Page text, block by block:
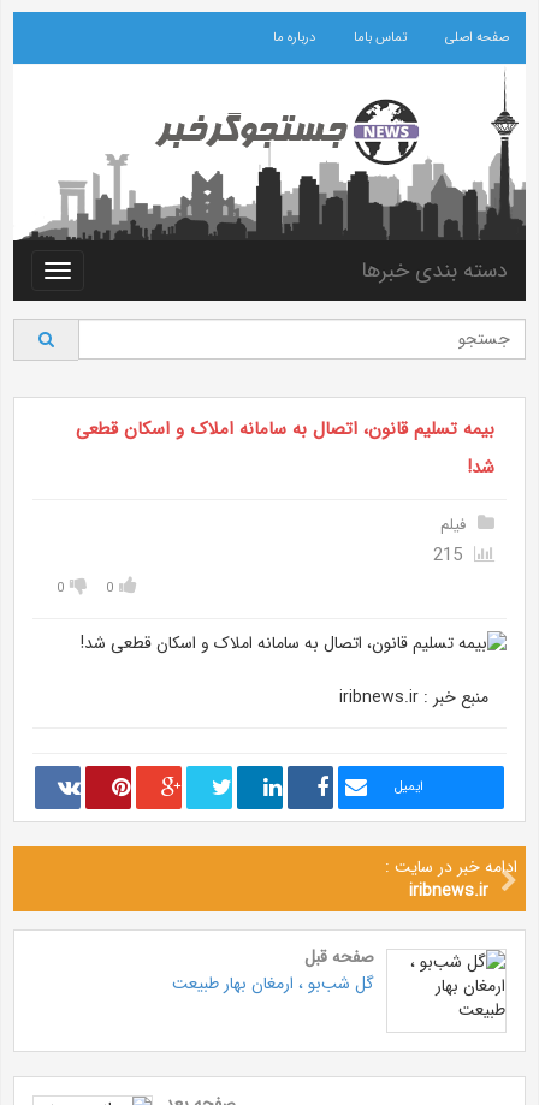
صفحه اصلی تماس باما درباره ما
Toggle
دسته بندی خبرها
بیمه تسلیم قانون، اتصال به سامانه املاک و اسکان قطعی
شد!
فیلم
0
0
منبع خبر : iribnews.ir
ایمیل
ادامه خبر در سایت :
iribnews.ir
صفحه قبل
گل شب‌بو ، ارمغان بهار طبیعت